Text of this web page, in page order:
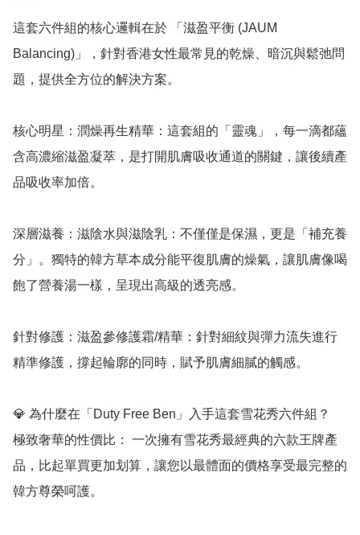
這套六件組的核心邏輯在於 「滋盈平衡 (JAUM
Balancing)」，針對香港女性最常見的乾燥、暗沉與鬆弛問
題，提供全方位的解決方案。
核心明星：潤燥再生精華：這套組的「靈魂」，每一滴都蘊
含高濃縮滋盈凝萃，是打開肌膚吸收通道的關鍵，讓後續產
品吸收率加倍。
深層滋養：滋陰水與滋陰乳：不僅僅是保濕，更是「補充養
分」。獨特的韓方草本成分能平復肌膚的燥氣，讓肌膚像喝
飽了營養湯一樣，呈現出高級的透亮感。
針對修護：滋盈參修護霜/精華：針對細紋與彈力流失進行
精準修護，撐起輪廓的同時，賦予肌膚細膩的觸感。
💎 為什麼在「Duty Free Ben」入手這套雪花秀六件組？
極致奢華的性價比： 一次擁有雪花秀最經典的六款王牌產
品，比起單買更加划算，讓您以最體面的價格享受最完整的
韓方尊榮呵護。